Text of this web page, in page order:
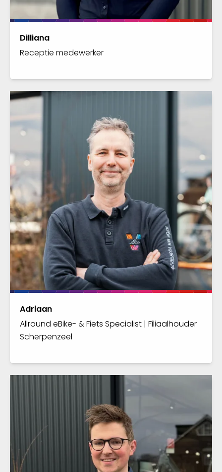
Dilliana
Receptie medewerker
Adriaan
Allround eBike- & Fiets Specialist | Filiaalhouder
Scherpenzeel